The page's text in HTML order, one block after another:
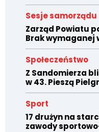
Sesje samorządu
Zarząd Powiatu
Brak wymaganej
Społeczeństwo
Z Sandomierza
w 43. Pieszą
Sport
17 drużyn na
zawody